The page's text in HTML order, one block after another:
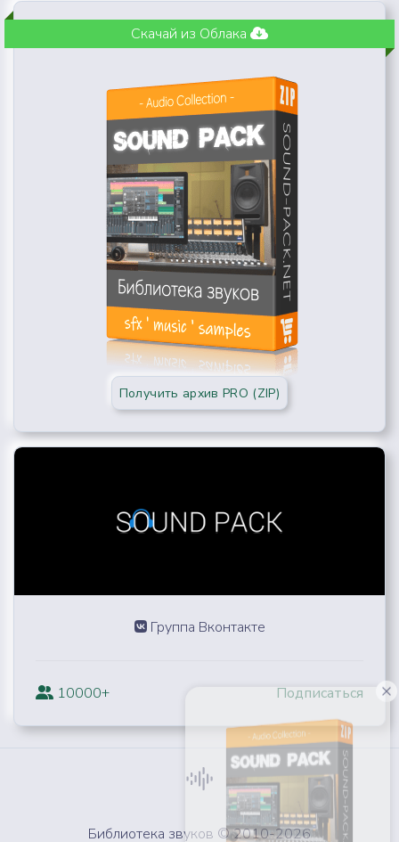
Скачай из Облака
Получить архив PRO (ZIP)
Группа Вконтакте
10000+ Подписаться
Библиотека звуков © 2010-2026